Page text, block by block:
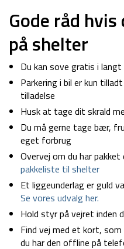
Gode råd
på shelter
Du kan sove gratis i
Parkering i bil er kun
tilladelse
Husk at tage dit skrald
Du må gerne tage bær,
eget forbrug
Overvej om du har
pakkeliste til shelter
Et liggeunderlag er guld
Se vores udvalg her.
Hold styr på vejret inden
Find vej med et kort,
du har den offline på